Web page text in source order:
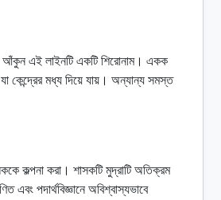
আঁকুন এই লাইনটি একটি শিরোনাম। একক
কেন্দ্রের মধ্য দিয়ে যায়। অন্যান্য সমস্ত
কল্পনা করা। শাসকটি মুদ্রাটি অতিক্রম
পদার্থবিজ্ঞানে অবিশ্বাস্যভাবে